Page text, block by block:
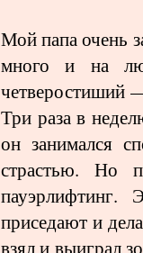
Мой папа очень
много и на
четверостиший
Три раза в
он занимался
страстью. Но
пауэрлифтинг.
приседают и
взял и выиграл